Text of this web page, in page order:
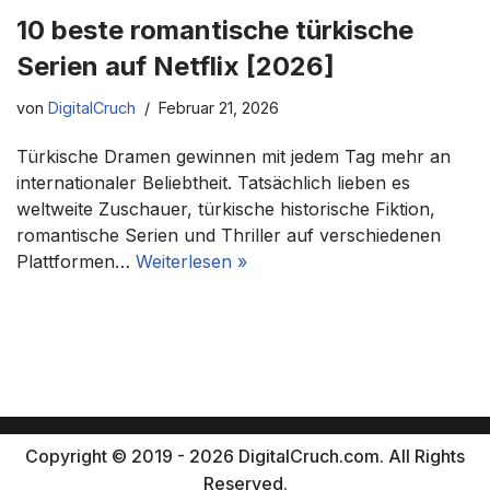
10 beste romantische türkische
Serien auf Netflix [2026]
von DigitalCruch Februar 21, 2026
Türkische Dramen gewinnen mit jedem Tag mehr an
internationaler Beliebtheit. Tatsächlich lieben es
weltweite Zuschauer, türkische historische Fiktion,
romantische Serien und Thriller auf verschiedenen
Plattformen… Weiterlesen »
Copyright © 2019 - 2026 DigitalCruch.com. All Rights
Reserved.